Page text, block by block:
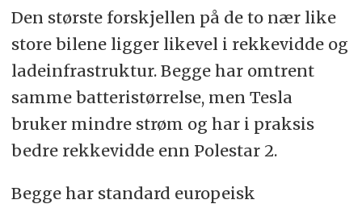
Den største forskjellen på de to nær like
store bilene ligger likevel i rekkevidde og
ladeinfrastruktur. Begge har omtrent
samme batteristørrelse, men Tesla
bruker mindre strøm og har i praksis
bedre rekkevidde enn Polestar 2.
Begge har standard europeisk